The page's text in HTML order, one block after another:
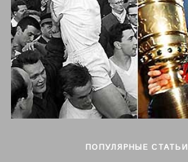
ПОПУЛЯРНЫЕ СТАТЬИ